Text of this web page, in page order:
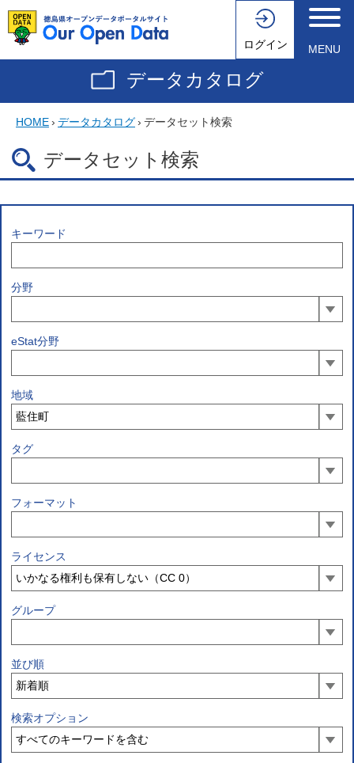
ログイン MENU
データカタログ
HOME› データカタログ› データセット検索
データセット検索
キーワード
分野
eStat分野
地域
タグ
フォーマット
ライセンス
グループ
並び順
検索オプション